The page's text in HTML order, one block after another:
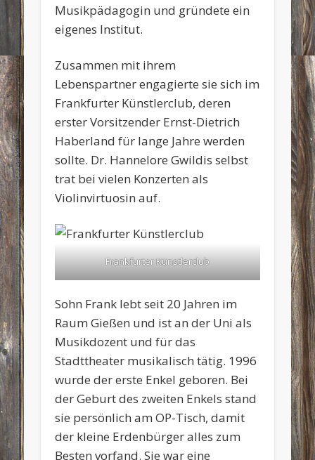
Musikpädagogin und gründete ein
eigenes Institut.
Zusammen mit ihrem
Lebenspartner engagierte sie sich im
Frankfurter Künstlerclub, deren
erster Vorsitzender Ernst-Dietrich
Haberland für lange Jahre werden
sollte. Dr. Hannelore Gwildis selbst
trat bei vielen Konzerten als
Violinvirtuosin auf.
Frankfurter Künstlerclub
Sohn Frank lebt seit 20 Jahren im
Raum Gießen und ist an der Uni als
Musikdozent und für das
Stadttheater musikalisch tätig. 1996
wurde der erste Enkel geboren. Bei
der Geburt des zweiten Enkels stand
sie persönlich am OP-Tisch, damit
der kleine Erdenbürger alles zum
Besten vorfand. Sie war eine